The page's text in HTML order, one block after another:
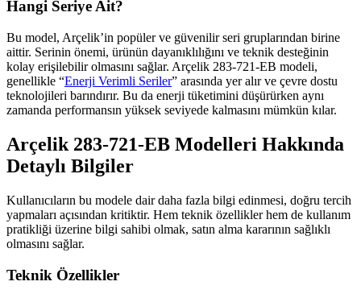
Hangi Seriye Ait?
Bu model, Arçelik’in popüler ve güvenilir seri gruplarından birine
aittir. Serinin önemi, ürünün dayanıklılığını ve teknik desteğinin
kolay erişilebilir olmasını sağlar. Arçelik 283-721-EB modeli,
genellikle “Enerji Verimli Seriler” arasında yer alır ve çevre dostu
teknolojileri barındırır. Bu da enerji tüketimini düşürürken aynı
zamanda performansın yüksek seviyede kalmasını mümkün kılar.
Arçelik 283-721-EB Modelleri Hakkında
Detaylı Bilgiler
Kullanıcıların bu modele dair daha fazla bilgi edinmesi, doğru tercih
yapmaları açısından kritiktir. Hem teknik özellikler hem de kullanım
pratikliği üzerine bilgi sahibi olmak, satın alma kararının sağlıklı
olmasını sağlar.
Teknik Özellikler